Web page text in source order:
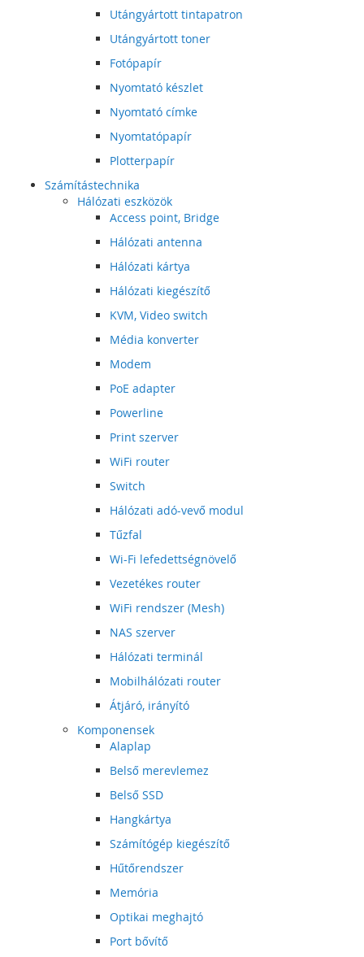
Utángyártott tintapatron
Utángyártott toner
Fotópapír
Nyomtató készlet
Nyomtató címke
Nyomtatópapír
Plotterpapír
Számítástechnika
Hálózati eszközök
Access point, Bridge
Hálózati antenna
Hálózati kártya
Hálózati kiegészítő
KVM, Video switch
Média konverter
Modem
PoE adapter
Powerline
Print szerver
WiFi router
Switch
Hálózati adó-vevő modul
Tűzfal
Wi-Fi lefedettségnövelő
Vezetékes router
WiFi rendszer (Mesh)
NAS szerver
Hálózati terminál
Mobilhálózati router
Átjáró, irányító
Komponensek
Alaplap
Belső merevlemez
Belső SSD
Hangkártya
Számítógép kiegészítő
Hűtőrendszer
Memória
Optikai meghajtó
Port bővítő